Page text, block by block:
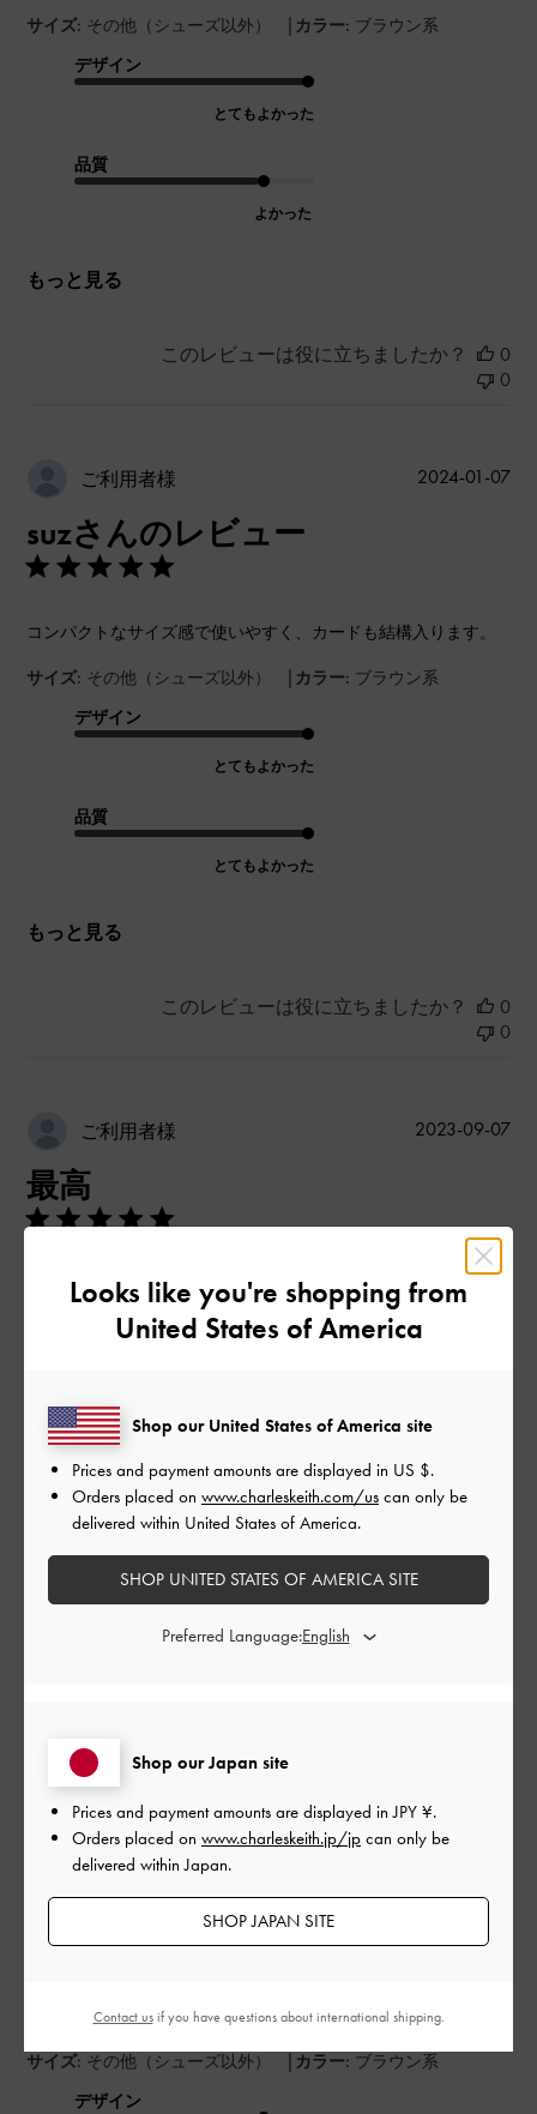
サイズ: その他（シューズ以外） | カラー: ブラウン系
デザイン
とてもよかった
品質
よかった
もっと見る
このレビューは役に立ちましたか？
0
0
ご利用者様
suzさんのレビュー
コンパクトなサイズ感で使いやすく、カードも結構入ります。
サイズ: その他（シューズ以外） | カラー: ブラウン系
デザイン
とてもよかった
品質
とてもよかった
もっと見る
公
2024-01-07
このレビューは役に立ちましたか？
0
0
ご利用者様
最高
めっちゃ可愛いです✨️欲をゆうとチェーンが外れたら使いやす
いなあとおもいました！
品質
もっと見る
公
2023-09-07
ご利用者様
色味が可愛い。
やはり便利！
サイズ: その他（シューズ以外） | カラー: ブラウン系
デザイン
2023-08-19
Looks like you're shopping from
United States of America
Shop our Japan site
Prices and payment amounts are displayed inJPY ¥.
Orders placed on www.charleskeith.jp/jp can only be
delivered within Japan.
SHOP JAPAN SITE
Shop our United States of America site
Prices and payment amounts are displayed in US $.
Orders placed on www.charleskeith.com/us can only be
delivered within United States of America.
SHOP UNITED STATES OF AMERICA SITE
Preferred Language:
Contact usif you have questions about international shipping.